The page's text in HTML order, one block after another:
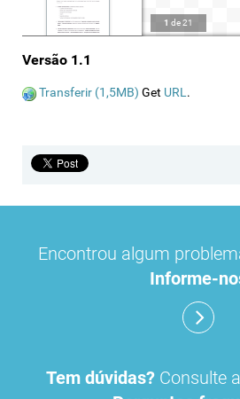
1 de21
Versão 1.1
Transferir (1,5MB) Get URL.
Encontrou algum
Informe-
Tem dúvidas? Consulte